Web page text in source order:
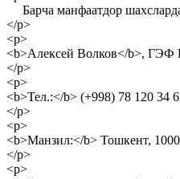
Барча манфаатдор
</p>
<p>
<b>Алексей Волков</b>, ГЭФ
</p>
<p>
<b>Тел.:</b> (+998) 78 120 34
</p>
<p>
<b>Манзил:</b> Тошкент,
</p>
<p>